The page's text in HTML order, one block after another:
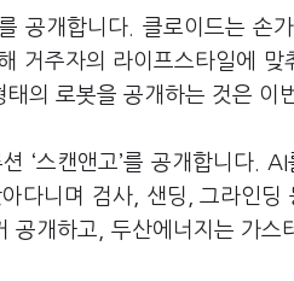
를 공개합니다. 클로이드는
거주자의 라이프스타일에
의 로봇을 공개하는 것은 이
‘스캔앤고’를 공개합니다.
다니며 검사, 샌딩, 그라인
공개하고, 두산에너지는 가